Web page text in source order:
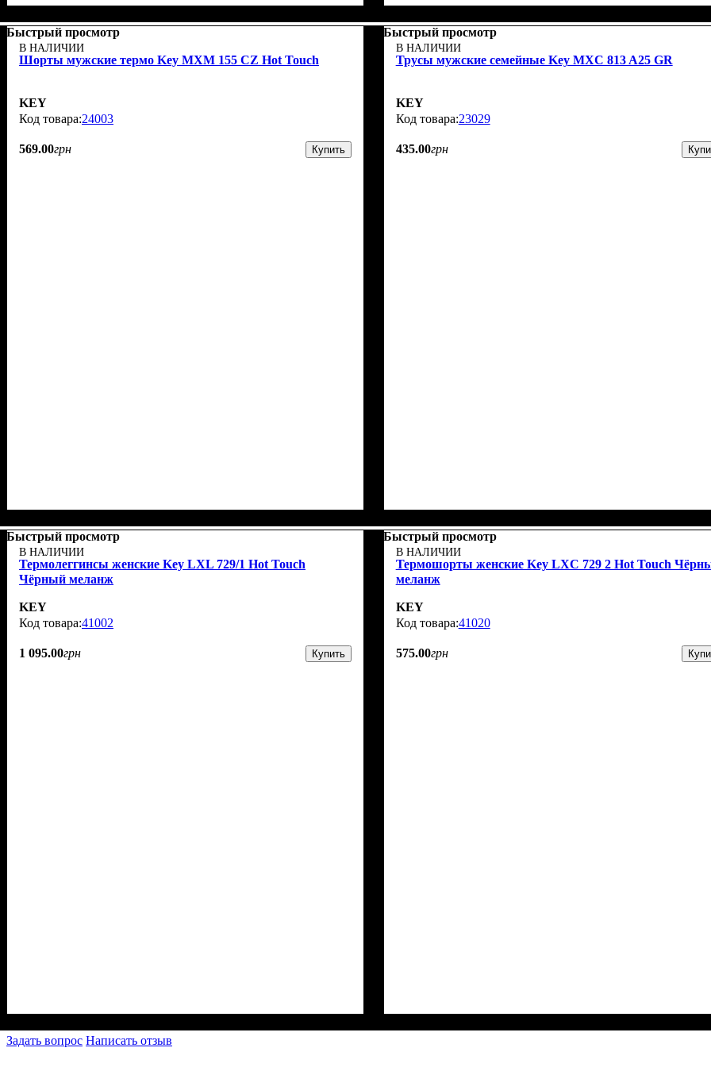
Быстрый просмотр
В НАЛИЧИИ
Шорты мужские термо Key MXM 155 CZ Hot Touch
KEY
24003
569.00грн Купить
Быстрый просмотр
В НАЛИЧИИ
Трусы мужские семейные Key MXC 813 A25 GR
KEY
23029
435.00грн
Быстрый просмотр
В НАЛИЧИИ
Термолеггинсы женские Key LXL 729/1 Hot Touch
Чёрный меланж
KEY
41002
1 095.00грн Купить
Быстрый просмотр
В НАЛИЧИИ
Термошорты женские Key LXС 729 2 Hot Touch
меланж
KEY
41020
575.00грн
Задать вопрос Написать отзыв